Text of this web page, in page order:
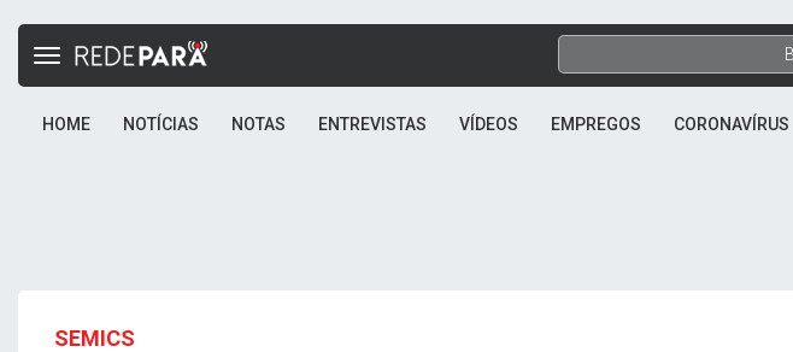
Toggle
HOME NOTÍCIAS NOTAS ENTREVISTAS VÍDEOS EMPREGOS CORONAVÍRUS
SEMICS